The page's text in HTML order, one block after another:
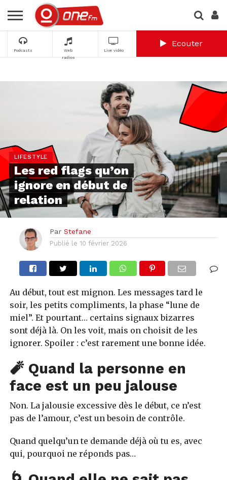
Podcasts
Web
radios
Live vidéo
Ecouter
LIFESTYLE
Les red flags qu’on
ignore en début de
relation
Par Stefane
Publié le 10 février 2026
Au début, tout est mignon. Les messages tard le
soir, les petits compliments, la phase “lune de
miel”. Et pourtant… certains signaux bizarres
sont déjà là. On les voit, mais on choisit de les
ignorer. Spoiler : c’est rarement une bonne idée.
🧨 Quand la personne en
face est un peu jalouse
Non. La jalousie excessive dès le début, ce n’est
pas de l’amour, c’est un besoin de contrôle.
Quand quelqu’un te demande déjà où tu es, avec
qui, pourquoi ne réponds pas…